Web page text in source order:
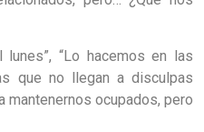
lunes”, “Lo hacemos en las
que no llegan a disculpas
mantenernos ocupados, pero